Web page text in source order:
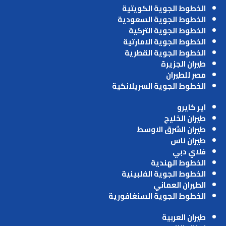
الخطوط الجوية الكويتية
الخطوط الجوية السعودية
الخطوط الجوية التركية
الخطوط الجوية الامارتية
الخطوط الجوية القطرية
طيران الجزيرة
مصر للطيران
الخطوط الجوية السريلانكية
اير كايرو
طيران الخليج
طيران الشرق الاوسط
طيران ناس
فلاي دبي
الخطوط الهندية
الخطوط الجوية الفلبينية
الطيران العماني
الخطوط الجوية السنغافورية
طيران العربية